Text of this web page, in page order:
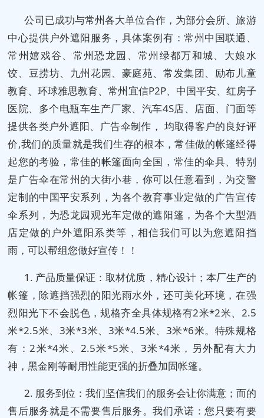
公司已成功与常州各大单位合作，为部分会所、旅游
中心提供户外遮阳服务，具体案例有：常州中国联通、
常州嬉戏谷、常州恐龙园、常州绿都万和城、大娘水
饺、豆捞坊、九州花园、豪庭苑、常发集团、励布儿童
教育、环球雅思教育、常州宜信P2P、中国平安、红房子
医院、多个电瓶车生产厂家、汽车4S店、店面、门面等
提供各类户外遮阳、广告伞制作， 均取得客户的良好评
价,我们的质量就是我们生存的根本，常佳做的帐篷经得
起您的考验， 常佳的帐篷面向全国， 常佳的伞具、特别
是广告伞在常州的大街小巷，你可以任意看到，为交警
定制的中国平安系列，为各个教育事业定做的广告宣传
伞系列，为恐龙园观光车定做的遮阳篷，为各个大型酒
店定做的户外遮阳系类等，相信我们可以为您遮阳挡
雨，可以帮组您做好宣传！！
1. 产品质量保证：取材优质，精心设计；本厂生产的
帐篷，除遮挡强烈的阳光雨水外，还可美化环境，在强
烈阳光下不会脱色，规格齐全具体规格有2米*2米、2.5
米*2.5米、3米*3米、3米*4.5米、3米*6米。特殊规格
有：2米*4米、2.5米*5米、3米*4米，另外配有大力
神，黑金刚等耐用性能更强的折叠加固帐篷。
2. 服务到位：我们坚信我们的服务会让你满意；而的
售后服务就是不需要售后服务。我们承诺：您只要有要